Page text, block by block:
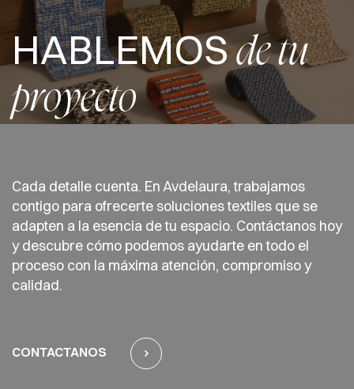
HABLEMOSde tu
proyecto
Cada detalle cuenta. En Avdelaura, trabajamos
contigo para ofrecerte soluciones textiles que se
adapten a la esencia de tu espacio. Contáctanos hoy
y descubre cómo podemos ayudarte en todo el
proceso con la máxima atención, compromiso y
calidad.
CONTACTANOS